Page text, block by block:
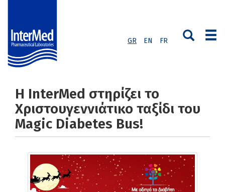
GR EN FR
Η InterMed στηρίζει το
Χριστουγεννιάτικο ταξίδι του
Magic Diabetes Bus!